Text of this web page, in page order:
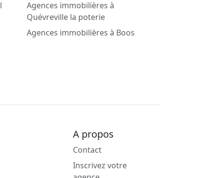
Agences immobilières à
Quévreville la poterie
Agences immobilières à Boos
A propos
Contact
Inscrivez votre